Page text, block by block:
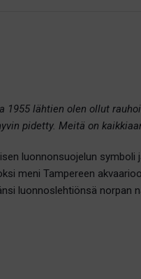
1955 lähtien olen ollut
pidetty. Meitä on
luonnonsuojelun
meni Tampereen
luonnoslehtiönsä